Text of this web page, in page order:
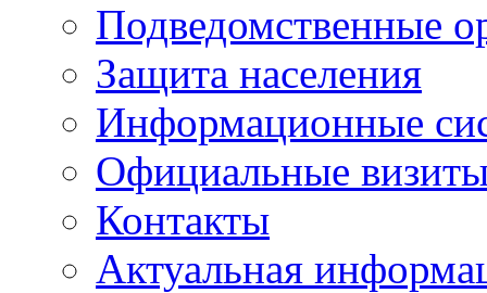
Подведомственные
Защита населения
Информационные
Официальные
Контакты
Актуальная